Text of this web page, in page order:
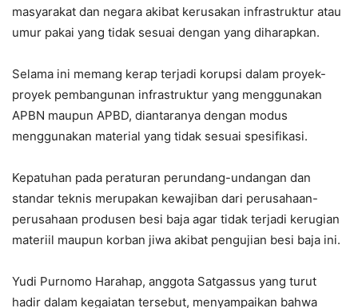
masyarakat dan negara akibat kerusakan infrastruktur atau
umur pakai yang tidak sesuai dengan yang diharapkan.
Selama ini memang kerap terjadi korupsi dalam proyek-
proyek pembangunan infrastruktur yang menggunakan
APBN maupun APBD, diantaranya dengan modus
menggunakan material yang tidak sesuai spesifikasi.
Kepatuhan pada peraturan perundang-undangan dan
standar teknis merupakan kewajiban dari perusahaan-
perusahaan produsen besi baja agar tidak terjadi kerugian
materiil maupun korban jiwa akibat pengujian besi baja ini.
Yudi Purnomo Harahap, anggota Satgassus yang turut
hadir dalam kegaiatan tersebut, menyampaikan bahwa